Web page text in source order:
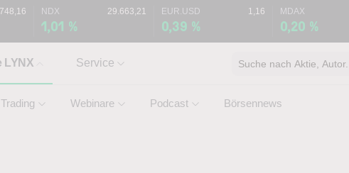
NDX 29.663,21
1,01 %
EUR.USD 1,16
0,39 %
MDAX
0,20 %
LYNX
Trading Webinare Podcast Börsennews
Service Suche nach Aktie, Autor...